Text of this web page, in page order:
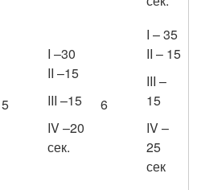
5
I –30
II –15
III –15
IV –20
сек.
6
I – 35
II – 15
III –
15
IV –
25
сек